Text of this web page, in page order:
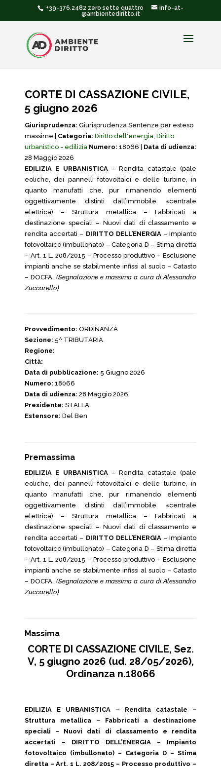
+39-376.2482 zero sette quattro
info-at-
@ambientediritto.it
CORTE DI CASSAZIONE CIVILE,
5 giugno 2026
Giurisprudenza: Giurisprudenza Sentenze per esteso
massime | Categoria: Diritto dell'energia, Diritto
urbanistico - edilizia Numero: 18066 | Data di udienza:
28 Maggio 2026
EDILIZIA E URBANISTICA– Rendita catastale (pale
eoliche, dei pannelli fotovoltaici e delle turbine, in
quanto manufatti che, pur rimanendo elementi
oggettivamente distinti dall’immobile «centrale
elettrica) – Struttura metallica – Fabbricati a
destinazione speciali – Nuovi dati di classamento e
rendita accertati – DIRITTO DELL’ENERGIA– Impianto
fotovoltaico (imbullonato) – Categoria D – Stima diretta
– Art. 1 L. 208/2015 – Processo produttivo – Esclusione
impianti anche se stabilmente infissi al suolo – Catasto
– DOCFA. (Segnalazione e massima a cura di Alessandro
Zuccarello)
Provvedimento: ORDINANZA
Sezione: 5^ TRIBUTARIA
Regione:
Città:
Data di pubblicazione: 5 Giugno 2026
Numero: 18066
Data di udienza: 28 Maggio 2026
Presidente: STALLA
Estensore: Del Ben
Premassima
EDILIZIA E URBANISTICA– Rendita catastale (pale
eoliche, dei pannelli fotovoltaici e delle turbine, in
quanto manufatti che, pur rimanendo elementi
oggettivamente distinti dall’immobile «centrale
elettrica) – Struttura metallica – Fabbricati a
destinazione speciali – Nuovi dati di classamento e
rendita accertati – DIRITTO DELL’ENERGIA– Impianto
fotovoltaico (imbullonato) – Categoria D – Stima diretta
– Art. 1 L. 208/2015 – Processo produttivo – Esclusione
impianti anche se stabilmente infissi al suolo – Catasto
– DOCFA. (Segnalazione e massima a cura di Alessandro
Zuccarello)
Massima
CORTE DI CASSAZIONE CIVILE, Sez.
V, 5 giugno 2026 (ud. 28/05/2026),
Ordinanza n.18066
EDILIZIA E URBANISTICA – Rendita catastale –
Struttura metallica – Fabbricati a destinazione
speciali – Nuovi dati di classamento e rendita
accertati – DIRITTO DELL’ENERGIA – Impianto
fotovoltaico (imbullonato) – Categoria D – Stima
diretta – Art. 1 L. 208/2015 – Processo produttivo –